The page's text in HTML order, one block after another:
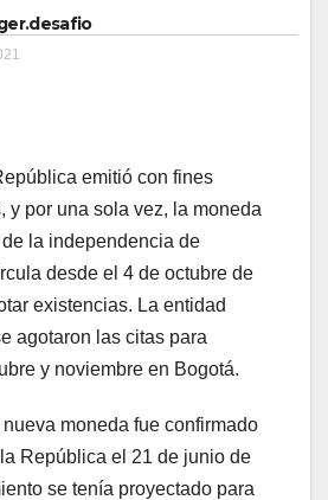
emitió con fines
y por una sola vez, la moneda
la independencia de
desde el 4 de octubre de
existencias. La entidad
agotaron las citas para
y noviembre en Bogotá.
moneda fue confirmado
República el 21 de junio de
se tenía proyectado para